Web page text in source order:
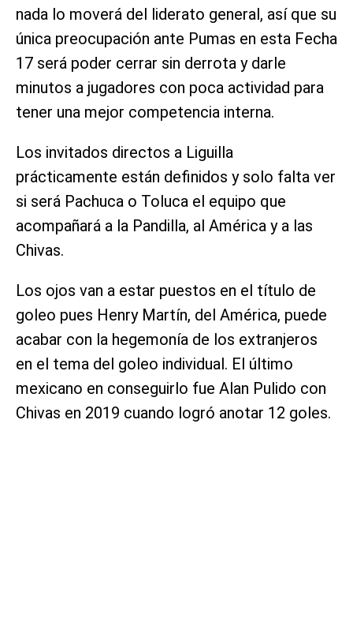
nada lo moverá del liderato general, así que su
única preocupación ante Pumas en esta Fecha
17 será poder cerrar sin derrota y darle
minutos a jugadores con poca actividad para
tener una mejor competencia interna.
Los invitados directos a Liguilla
prácticamente están definidos y solo falta ver
si será Pachuca o Toluca el equipo que
acompañará a la Pandilla, al América y a las
Chivas.
Los ojos van a estar puestos en el título de
goleo pues Henry Martín, del América, puede
acabar con la hegemonía de los extranjeros
en el tema del goleo individual. El último
mexicano en conseguirlo fue Alan Pulido con
Chivas en 2019 cuando logró anotar 12 goles.